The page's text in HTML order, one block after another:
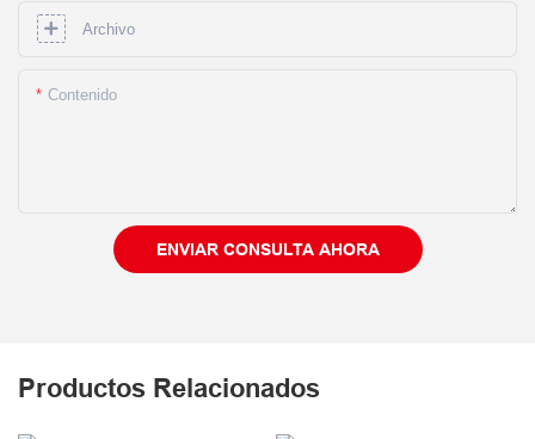
Archivo
Contenido
ENVIAR CONSULTA AHORA
Productos Relacionados